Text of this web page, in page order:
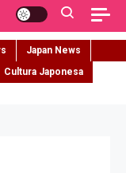
Japan News
Cultura Japonesa